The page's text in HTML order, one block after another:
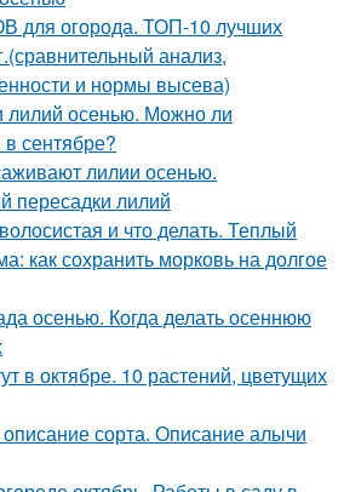
для огорода. ТОП-10 лучших
анализ,
и нормы высева)
лилий осенью. Можно ли
сентябре?
лилии осенью.
пересадки лилий
и что делать. Теплый
как сохранить морковь на долгое
осенью. Когда делать осеннюю
в октябре. 10 растений, цветущих
сорта. Описание алычи